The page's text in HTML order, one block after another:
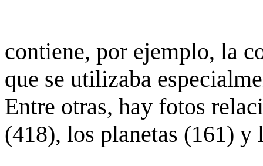
contiene, por ejemplo, la
que se utilizaba
Entre otras, hay fotos
(418), los planetas (161) y